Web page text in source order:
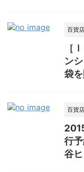
百貨
［
ン
袋
百貨
行
谷